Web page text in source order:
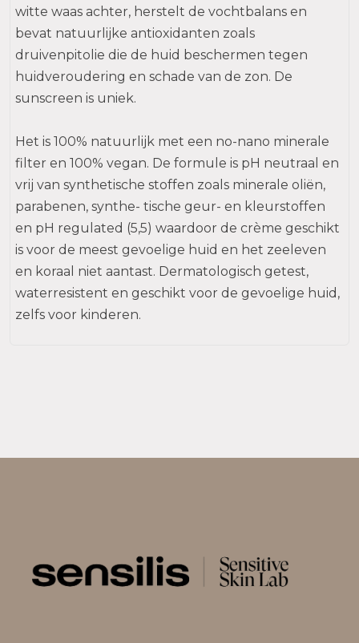
witte waas achter, herstelt de vochtbalans en
bevat natuurlijke antioxidanten zoals
druivenpitolie die de huid beschermen tegen
huidveroudering en schade van de zon. De
sunscreen is uniek.
Het is 100% natuurlijk met een no-nano minerale
filter en 100% vegan. De formule is pH neutraal en
vrij van synthetische stoffen zoals minerale oliën,
parabenen, synthe- tische geur- en kleurstoffen
en pH regulated (5,5) waardoor de crème geschikt
is voor de meest gevoelige huid en het zeeleven
en koraal niet aantast. Dermatologisch getest,
waterresistent en geschikt voor de gevoelige huid,
zelfs voor kinderen.